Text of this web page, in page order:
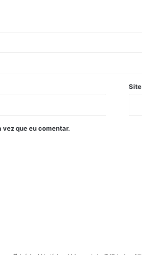
Site
que eu comentar.